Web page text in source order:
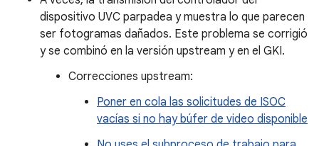
dispositivo UVC parpadea y muestra lo que parecen
ser fotogramas dañados. Este problema se corrigió
y se combinó en la versión upstream y en el GKI.
Correcciones upstream:
Poner en cola las solicitudes de ISOC
vacías si no hay búfer de video disponible